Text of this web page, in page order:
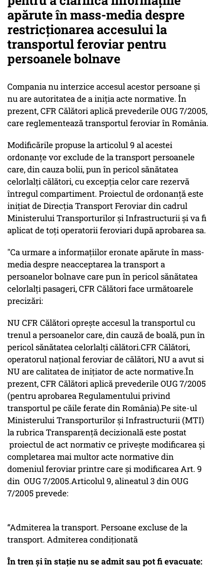
apărute în mass-media despre
restricționarea accesului la
transportul feroviar pentru
persoanele bolnave
Compania nu interzice accesul acestor persoane și
nu are autoritatea de a iniția acte normative. În
prezent, CFR Călători aplică prevederile OUG 7/2005,
care reglementează transportul feroviar în România.
Modificările propuse la articolul 9 al acestei
ordonanțe vor exclude de la transport persoanele
care, din cauza bolii, pun în pericol sănătatea
celorlalți călători, cu excepția celor care rezervă
întregul compartiment. Proiectul de ordonanță este
inițiat de Direcția Transport Feroviar din cadrul
Ministerului Transporturilor și Infrastructurii și va fi
aplicat de toți operatorii feroviari după aprobarea sa.
"Ca urmare a informațiilor eronate apărute în mass-
media despre neacceptarea la transport a
persoanelor bolnave care pun în pericol sănătatea
celorlalți pasageri, CFR Călători face următoarele
precizări:
NU CFR Călători oprește accesul la transportul cu
trenul a persoanelor care, din cauză de boală, pun în
pericol sănătatea celorlalți călători.CFR Călători,
operatorul național feroviar de călători, NU a avut si
NU are calitatea de inițiator de acte normative.În
prezent, CFR Călători aplică prevederile OUG 7/2005
(pentru aprobarea Regulamentului privind
transportul pe căile ferate din România).Pe site-ul
Ministerului Transporturilor și Infrastructurii (MTI)
la rubrica Transparenţă decizională este postat
proiectul de act normativ ce privește modificarea și
completarea mai multor acte normative din
domeniul feroviar printre care și modificarea Art. 9
din OUG 7/2005.Articolul 9, alineatul 3 din OUG
7/2005 prevede:
“Admiterea la transport. Persoane excluse de la
transport. Admiterea condiţionată
În tren şi în staţie nu se admit sau pot fi evacuate: